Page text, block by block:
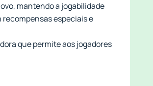
mantendo a jogabilidade
especiais e
que permite aos jogadores